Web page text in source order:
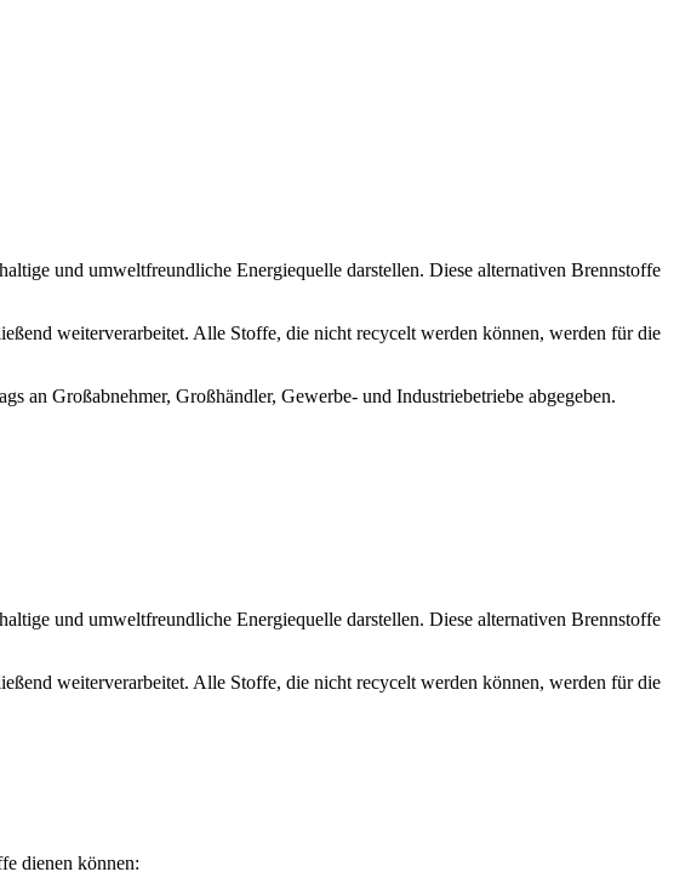
und umweltfreundliche Energiequelle darstellen. Diese alternativen Brennstoffe
weiterverarbeitet. Alle Stoffe, die nicht recycelt werden können, werden für die
an Großabnehmer, Großhändler, Gewerbe- und Industriebetriebe abgegeben.
und umweltfreundliche Energiequelle darstellen. Diese alternativen Brennstoffe
weiterverarbeitet. Alle Stoffe, die nicht recycelt werden können, werden für die
dienen können: